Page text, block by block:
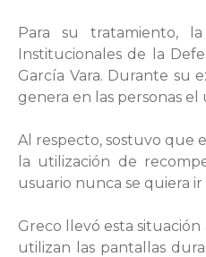
Para su tratamiento,
Institucionales de la
García Vara. Durante su
genera en las personas
Al respecto, sostuvo que
la utilización de
usuario nunca se quiera ir
Greco llevó esta situación
utilizan las pantallas